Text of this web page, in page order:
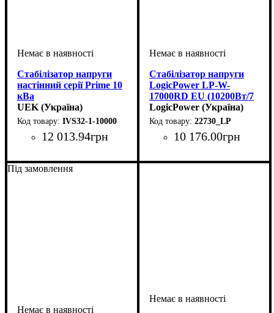
Стабілізатор напруги
настінний серії Prime 10
кВа
UEK (Україна)
IVS32-1-10000
12 013.94грн
настінний
симісторний
Стабілізатор напруги
LogicPower LP-W-
17000RD EU (10200Вт/7
ступ)
LogicPower (Україна)
22730_LP
10 176.00грн
настінний
релейний
Під замовлення